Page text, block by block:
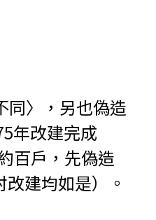
同〉，另也偽造
年改建完成
百戶，先偽造
建均如是）。